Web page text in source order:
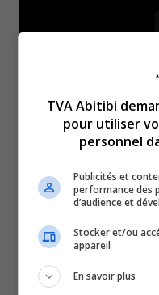
Du lundi au vendredi,
de l’Abitibi-
chevronnés.
QUESTION DU JOUR
TVA Abitibi
pour utiliser
personnel
Publicités et
performance des
d’audience et
Stocker et/ou
appareil
En savoir plus